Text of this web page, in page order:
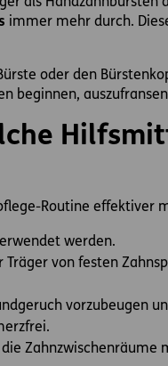
immer mehr durch.
oder den
beginnen,
Routine effektiver
werden.
von festen
vorzubeugen
Zahnzwischenräume